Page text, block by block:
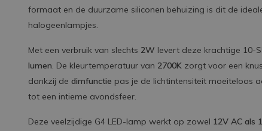
formaat en de duurzame siliconen behuizing is dit de
halogeenlampjes.
Met een verbruik van slechts 2W levert deze krachtige 10-
lumen. De kleurtemperatuur van 2700K zorgt voor een
dankzij de dimfunctie pas je de lichtintensiteit moeiteloos
tot een intieme avondsfeer.
Deze veelzijdige G4 LED-lamp werkt op zowel 12V AC als